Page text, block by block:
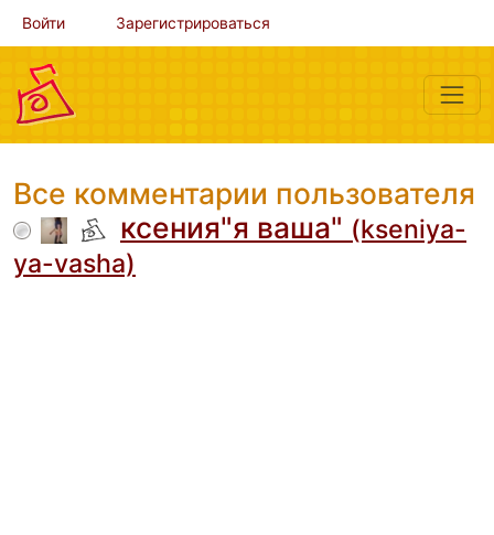
Войти Зарегистрироваться
Все комментарии пользователя
ксения"я ваша" (kseniya-
ya-vasha)